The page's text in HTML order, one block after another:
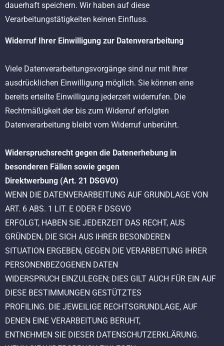
dauerhaft speichern. Wir haben auf diese
Verarbeitungstätigkeiten keinen Einfluss.
Widerruf Ihrer Einwilligung zur Datenverarbeitung
Viele Datenverarbeitungsvorgänge sind nur mit Ihrer
ausdrücklichen Einwilligung möglich. Sie können eine
bereits erteilte Einwilligung jederzeit widerrufen. Die
Rechtmäßigkeit der bis zum Widerruf erfolgten
Datenverarbeitung bleibt vom Widerruf unberührt.
Widerspruchsrecht gegen die Datenerhebung in
besonderen Fällen sowie gegen
Direktwerbung (Art. 21 DSGVO)
WENN DIE DATENVERARBEITUNG AUF GRUNDLAGE VON
ART. 6 ABS. 1 LIT. E ODER F DSGVO
ERFOLGT, HABEN SIE JEDERZEIT DAS RECHT, AUS
GRÜNDEN, DIE SICH AUS IHRER BESONDEREN
SITUATION ERGEBEN, GEGEN DIE VERARBEITUNG IHRER
PERSONENBEZOGENEN DATEN
WIDERSPRUCH EINZULEGEN; DIES GILT AUCH FÜR EIN AUF
DIESE BESTIMMUNGEN GESTÜTZTES
PROFILING. DIE JEWEILIGE RECHTSGRUNDLAGE, AUF
DENEN EINE VERARBEITUNG BERUHT,
ENTNEHMEN SIE DIESER DATENSCHUTZERKLÄRUNG.